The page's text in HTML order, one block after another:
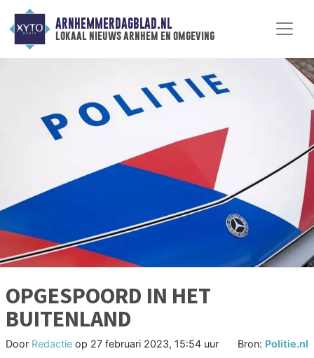
ARNHEMMERDAGBLAD.NL
lokaal nieuws arnhem en omgeving
OPGESPOORD IN HET
BUITENLAND
Door Redactie op 27 februari 2023, 15:54 uur Bron: Politie.nl